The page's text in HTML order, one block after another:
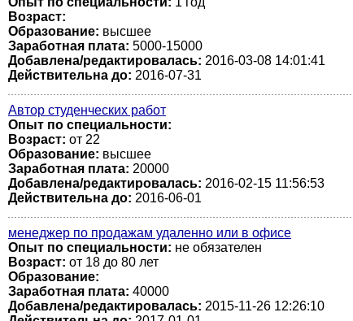
Возраст:
Образование: высшее
Заработная плата: 5000-15000
Добавлена/редактировалась: 2016-03-08 14:01:41
Действительна до: 2016-07-31
Автор студенческих работ
Опыт по специальности:
Возраст: от 22
Образование: высшее
Заработная плата: 20000
Добавлена/редактировалась: 2016-02-15 11:56:53
Действительна до: 2016-06-01
менеджер по продажам удаленно или в офисе
Опыт по специальности: не обязателен
Возраст: от 18 до 80 лет
Образование:
Заработная плата: 40000
Добавлена/редактировалась: 2015-11-26 12:26:10